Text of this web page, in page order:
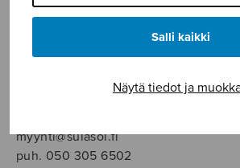
Salli kaikki
Näytä tiedot ja
ma–pe klo 10–16 tai sopimuksen
Tallberginkatu 1 B, 1,5 krs.
myynti@sulasol.fi
puh. 050 305 6502